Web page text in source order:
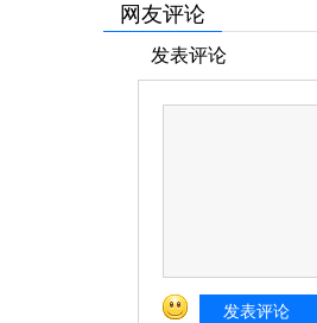
网友评论
发表评论
发表评论